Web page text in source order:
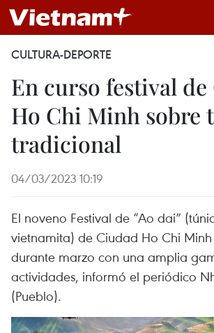
CULTURA-DEPORTE
En curso festival
Ho Chi Minh sobre
tradicional
04/03/2023 10:19
El noveno Festival de “Ao dai”
vietnamita) de Ciudad Ho Chi
durante marzo con una amplia
actividades, informó el periódico
(Pueblo).